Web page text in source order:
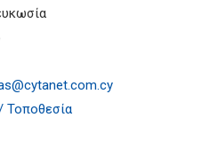
Τοποθεσία